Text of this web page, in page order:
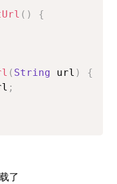
( )
{
( String url )
{
;
了